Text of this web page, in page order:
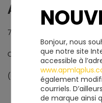
Bonjour, nous
que notre site
accessible à
également
courriels.
de marque ainsi
ADRESSE
700 Place D'Youville
Québec
(Québec) G1R 3P2